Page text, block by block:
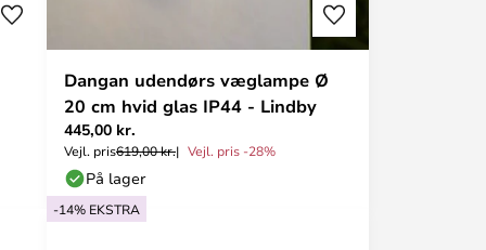
Dangan udendørs væglampe Ø
20 cm hvid glas IP44 - Lindby
445,00 kr.
Vejl. pris619,00 kr. Vejl. pris -28%
På lager
-14% EKSTRA